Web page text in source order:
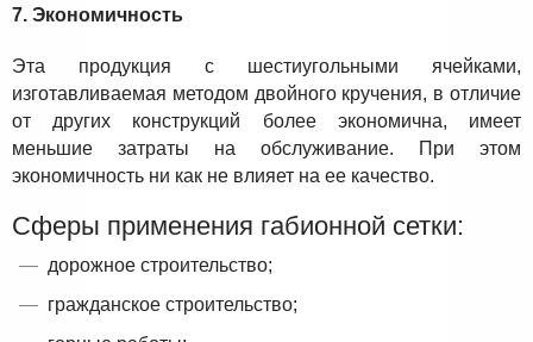
7. Экономичность
Эта продукция с шестиугольными ячейками,
изготавливаемая методом двойного кручения, в отличие
от других конструкций более экономична, имеет
меньшие затраты на обслуживание. При этом
экономичность ни как не влияет на ее качество.
Сферы применения габионной сетки:
дорожное строительство;
гражданское строительство;